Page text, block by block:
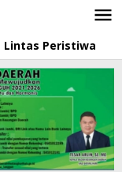
Lintas Peristiwa